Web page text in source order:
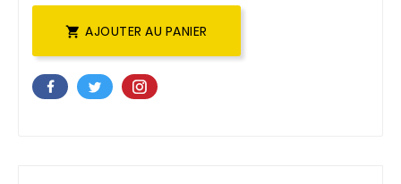
 AJOUTER AU PANIER